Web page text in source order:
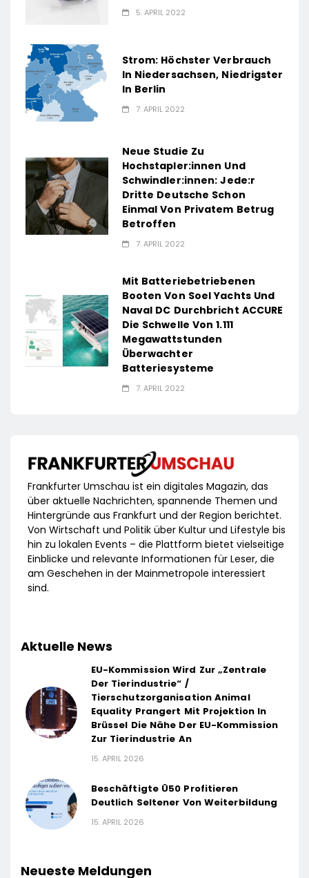
5. APRIL 2022
Strom: Höchster Verbrauch
In Niedersachsen, Niedrigster
In Berlin
7. APRIL 2022
Neue Studie Zu
Hochstapler:innen Und
Schwindler:innen: Jede:r
Dritte Deutsche Schon
Einmal Von Privatem Betrug
Betroffen
7. APRIL 2022
Mit Batteriebetriebenen
Booten Von Soel Yachts Und
Naval DC Durchbricht ACCURE
Die Schwelle Von 1.111
Megawattstunden
Überwachter
Batteriesysteme
7. APRIL 2022
Frankfurter Umschau ist ein digitales Magazin, das
über aktuelle Nachrichten, spannende Themen und
Hintergründe aus Frankfurt und der Region berichtet.
Von Wirtschaft und Politik über Kultur und Lifestyle bis
hin zu lokalen Events – die Plattform bietet vielseitige
Einblicke und relevante Informationen für Leser, die
am Geschehen in der Mainmetropole interessiert
sind.
Aktuelle News
EU-Kommission Wird Zur „Zentrale
Der Tierindustrie“ /
Tierschutzorganisation Animal
Equality Prangert Mit Projektion In
Brüssel Die Nähe Der EU-Kommission
Zur Tierindustrie An
15. APRIL 2026
Beschäftigte Ü50 Profitieren
Deutlich Seltener Von Weiterbildung
15. APRIL 2026
Neueste Meldungen